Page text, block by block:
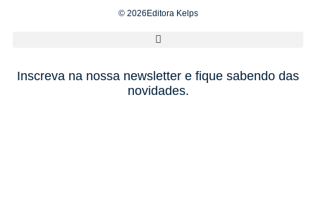
© 2026Editora Kelps
Inscreva na nossa newsletter e fique sabendo das
novidades.